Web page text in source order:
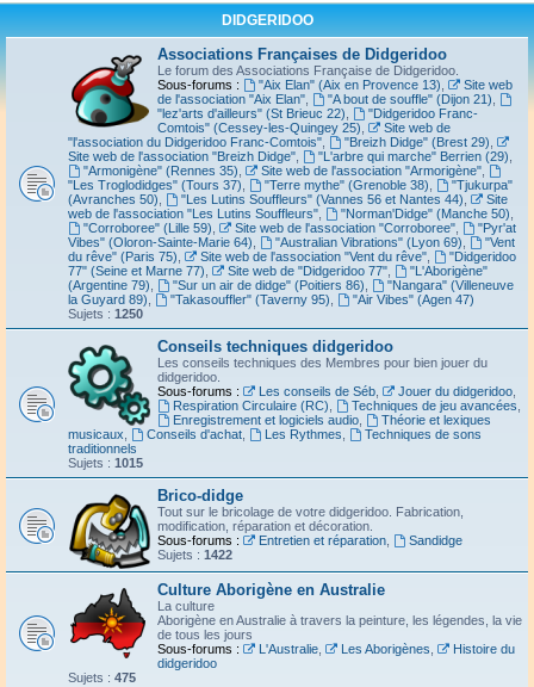
DIDGERIDOO
Associations Françaises de Didgeridoo
Le forum des Associations Française de Didgeridoo.
Sous-forums :
"Aix Elan" (Aix en Provence 13)
Site web
de l'association "Aix Elan"
"A bout de souffle" (Dijon 21)
"lez'arts d'ailleurs" (St Brieuc 22)
"Didgeridoo Franc-
Comtois" (Cessey-les-Quingey 25)
Site web de
"l'association du Didgeridoo Franc-Comtois"
"Breizh Didge" (Brest 29)
Site web de l'association "Breizh Didge"
"L'arbre qui marche" Berrien (29)
"Armonigène" (Rennes 35)
Site web de l'association "Armorigène",
"Les Troglodidges" (Tours 37)
"Terre mythe" (Grenoble 38)
"Tjukurpa"
(Avranches 50)
"Les Lutins Souffleurs" (Vannes 56 et Nantes 44)
Site
web de l'association "Les Lutins Souffleurs"
"Norman'Didge" (Manche 50)
"Corroboree" (Lille 59)
Site web de l'association "Corroboree",
"Pyr'at
Vibes" (Oloron-Sainte-Marie 64)
"Australian Vibrations" (Lyon 69)
"Vent
du rêve" (Paris 75)
Site web de l'association "Vent du rêve",
"Didgeridoo
77" (Seine et Marne 77)
Site web de "Didgeridoo 77",
"L'Aborigène"
(Argentine 79)
"Sur un air de didge" (Poitiers 86)
"Nangara" (Villeneuve
la Guyard 89)
"Takasouffler" (Taverny 95)
"Air Vibes" (Agen 47)
Sujets : 1250
Conseils techniques didgeridoo
Les conseils techniques des Membres pour bien jouer du
didgeridoo.
Sous-forums :
Les conseils de Séb, Jouer du didgeridoo,
Respiration Circulaire (RC)
Techniques de jeu avancées
Enregistrement et logiciels audio,
Théorie et lexiques
musicaux
Conseils d'achat, Les Rythmes
Techniques de sons
traditionnels
Sujets : 1015
Brico-didge
Tout sur le bricolage de votre didgeridoo. Fabrication,
modification, réparation et décoration.
Sous-forums :
Entretien et réparation,
Sandidge
Sujets : 1422
Culture Aborigène en Australie
La culture
Aborigène en Australie à travers la peinture, les légendes, la vie
de tous les jours
Sous-forums :
L'Australie, Les Aborigènes
Histoire du
didgeridoo
Sujets : 475